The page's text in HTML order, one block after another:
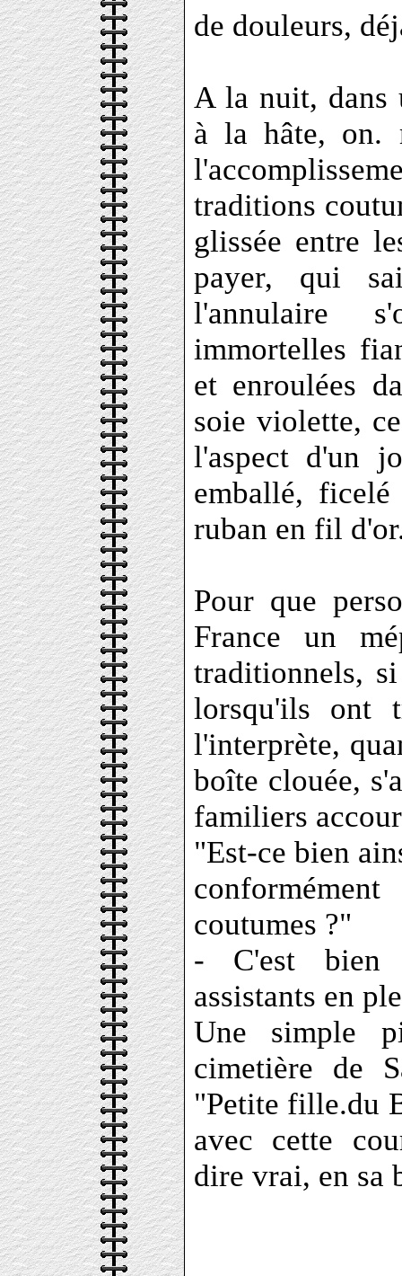
de douleurs,
A la nuit, dans
à la hâte, on.
traditions
glissée entre
payer, qui
l'annulaire
immortelles
et enroulées
soie violette,
l'aspect d'un
emballé,
ruban en fil
Pour que
France un
traditionnels,
lorsqu'ils ont
l'interprète,
boîte clouée,
familiers
"Est-ce bien
coutumes ?"
- C'est bien
assistants en
Une simple
cimetière de
"Petite fille.du
avec cette
dire vrai, en sa